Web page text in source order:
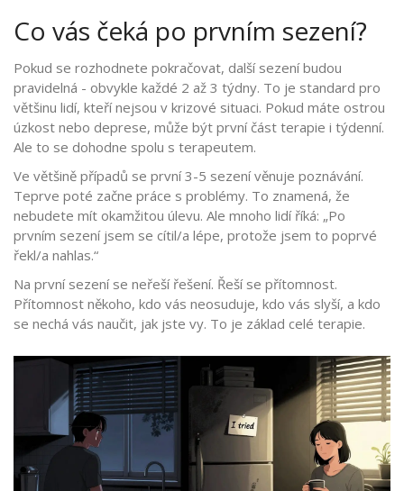
Co vás čeká po prvním sezení?
Pokud se rozhodnete pokračovat, další sezení budou
pravidelná - obvykle každé 2 až 3 týdny. To je standard pro
většinu lidí, kteří nejsou v krizové situaci. Pokud máte ostrou
úzkost nebo deprese, může být první část terapie i týdenní.
Ale to se dohodne spolu s terapeutem.
Ve většině případů se první 3-5 sezení věnuje poznávání.
Teprve poté začne práce s problémy. To znamená, že
nebudete mít okamžitou úlevu. Ale mnoho lidí říká: „Po
prvním sezení jsem se cítil/a lépe, protože jsem to poprvé
řekl/a nahlas.“
Na první sezení se neřeší řešení. Řeší se přítomnost.
Přítomnost někoho, kdo vás neosuduje, kdo vás slyší, a kdo
se nechá vás naučit, jak jste vy. To je základ celé terapie.